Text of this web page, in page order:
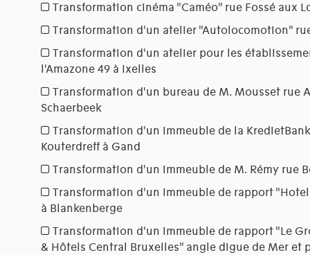
Transformation cinéma "Caméo" rue Fossé aux
Transformation d'un atelier "Autolocomotion"
Transformation d'un atelier pour les
l'Amazone 49 à Ixelles
Transformation d'un bureau de M. Mousset rue
Schaerbeek
Transformation d'un immeuble de la
Kouterdreff à Gand
Transformation d'un immeuble de M. Rémy rue
Transformation d'un immeuble de rapport "Hotel
à Blankenberge
Transformation d'un immeuble de rapport "Le
& Hôtels Central Bruxelles" angle digue de Mer et